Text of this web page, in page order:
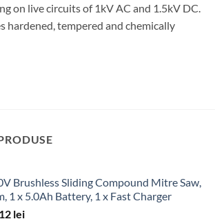
on live circuits of 1kV AC and 1.5kV DC.
hardened, tempered and chemically
Brushless Sliding Compound Mitre Saw,
1 x 5.0Ah Battery, 1 x Fast Charger
lei